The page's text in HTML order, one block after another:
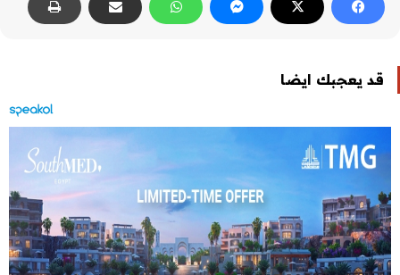
قد يعجبك ايضا